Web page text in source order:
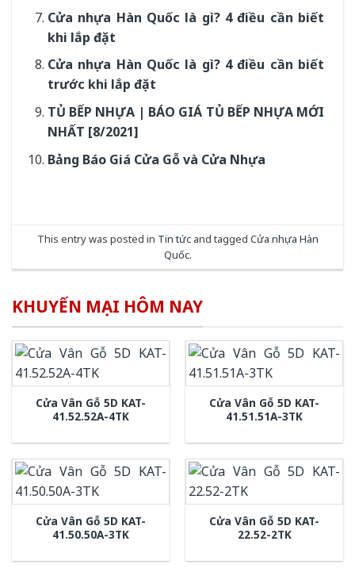
Cửa nhựa Hàn Quốc là gì? 4 điều cần biết
khi lắp đặt
Cửa nhựa Hàn Quốc là gì? 4 điều cần biết
trước khi lắp đặt
TỦ BẾP NHỰA | BÁO GIÁ TỦ BẾP NHỰA MỚI
NHẤT [8/2021]
Bảng Báo Giá Cửa Gỗ và Cửa Nhựa
This entry was posted in Tin tứcand tagged Cửa nhựa Hàn
Quốc.
KHUYẾN MẠI HÔM NAY
Cửa Vân Gỗ 5D KAT-
41.52.52A-4TK
Cửa Vân Gỗ 5D KAT-
41.51.51A-3TK
Cửa Vân Gỗ 5D KAT-
41.50.50A-3TK
Cửa Vân Gỗ 5D KAT-
22.52-2TK